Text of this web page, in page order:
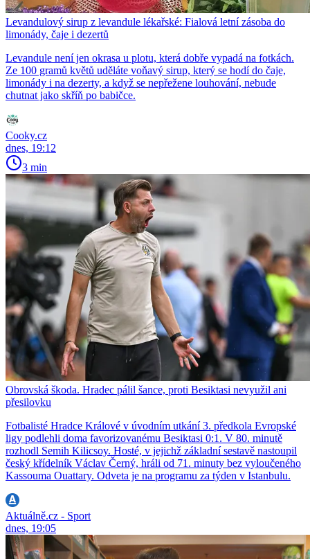
Levandulový sirup z levandule lékařské: Fialová letní zásoba do
limonády, čaje i dezertů
Levandule není jen okrasa u plotu, která dobře vypadá na fotkách.
Ze 100 gramů květů uděláte voňavý sirup, který se hodí do čaje,
limonády i na dezerty, a když se nepřežene louhování, nebude
chutnat jako skříň po babičce.
Cooky.cz
dnes, 19:12
3 min
Obrovská škoda. Hradec pálil šance, proti Besiktasi nevyužil ani
přesilovku
Fotbalisté Hradce Králové v úvodním utkání 3. předkola Evropské
ligy podlehli doma favorizovanému Besiktasi 0:1. V 80. minutě
rozhodl Semih Kilicsoy. Hosté, v jejichž základní sestavě nastoupil
český křídelník Václav Černý, hráli od 71. minuty bez vyloučeného
Kassouma Ouattary. Odveta je na programu za týden v Istanbulu.
Aktuálně.cz - Sport
dnes, 19:05